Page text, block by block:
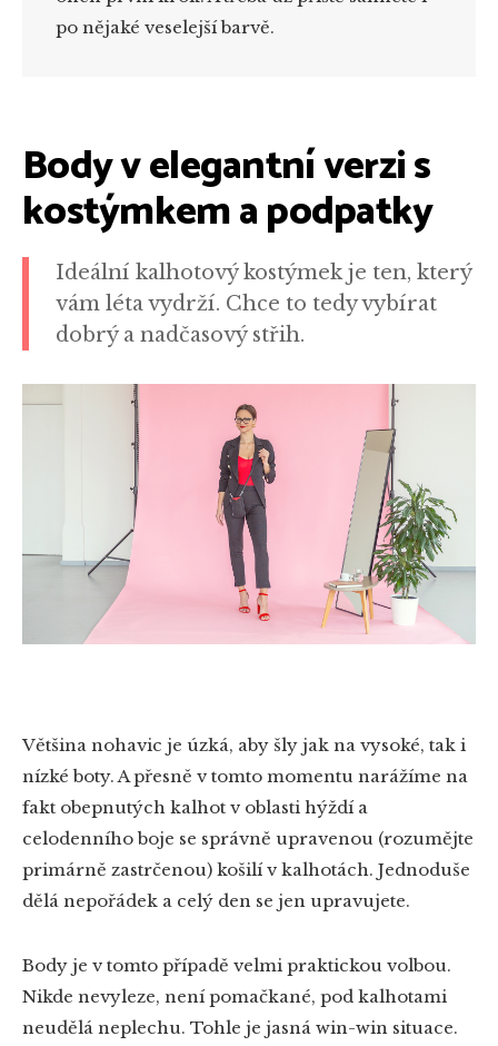
po nějaké veselejší barvě.
Body v elegantní verzi s
kostýmkem a podpatky
Ideální kalhotový kostýmek je ten, který
vám léta vydrží. Chce to tedy vybírat
dobrý a nadčasový střih.
Většina nohavic je úzká, aby šly jak na vysoké, tak i
nízké boty. A přesně v tomto momentu narážíme na
fakt obepnutých kalhot v oblasti hýždí a
celodenního boje se správně upravenou (rozumějte
primárně zastrčenou) košilí v kalhotách. Jednoduše
dělá nepořádek a celý den se jen upravujete.
Body je v tomto případě velmi praktickou volbou.
Nikde nevyleze, není pomačkané, pod kalhotami
neudělá neplechu. Tohle je jasná win-win situace.